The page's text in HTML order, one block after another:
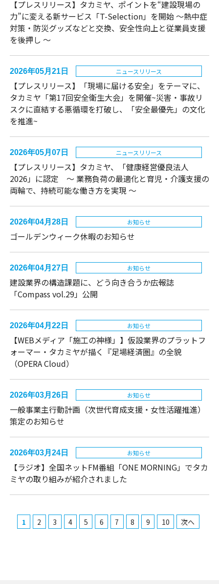
【プレスリリース】タカミヤ、ポイントを“建設現場の
力”に変える新サービス「T-Selection」を開始 ～熱中症
対策・防災グッズなどと交換、安全性向上と従業員支援
を後押し ～
2026年05月21日 ニュースリリース
【プレスリリース】「現場に届ける安全」をテーマに、
タカミヤ「第17回安全衛生大会」を開催~災害・事故リ
スクに直結する悪循環を打破し、「安全最優先」の文化
を推進~
2026年05月07日 ニュースリリース
【プレスリリース】タカミヤ、「健康経営優良法人
2026」に認定 〜 業務負荷の最適化と育児・介護支援の
両輪で、持続可能な働き方を実現 〜
2026年04月28日 お知らせ
ゴールデンウィーク休暇のお知らせ
2026年04月27日 お知らせ
建設業界の構造課題に、どう向き合うか――広報誌
「Compass vol.29」公開
2026年04月22日 お知らせ
【WEBメディア「施工の神様」】仮設業界のプラットフ
ォーマー・タカミヤが描く『足場経済圏』の全貌
（OPERA Cloud）
2026年03月26日 お知らせ
一般事業主行動計画（次世代育成支援・女性活躍推進）
策定のお知らせ
2026年03月24日 お知らせ
【ラジオ】全国ネットFM番組「ONE MORNING」でタカ
ミヤの取り組みが紹介されました
1 2 3 4 5 6 7 8 9 10 次へ